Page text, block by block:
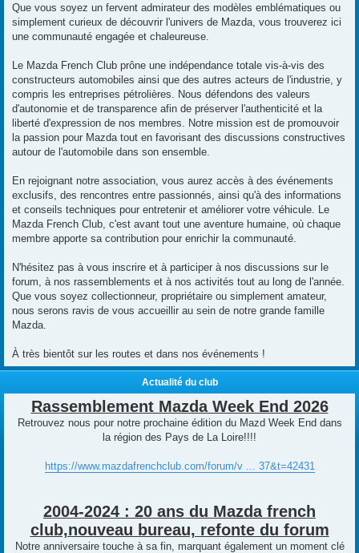
Que vous soyez un fervent admirateur des modèles emblématiques ou
simplement curieux de découvrir l'univers de Mazda, vous trouverez ici
une communauté engagée et chaleureuse.
Le Mazda French Club prône une indépendance totale vis-à-vis des
constructeurs automobiles ainsi que des autres acteurs de l'industrie, y
compris les entreprises pétrolières. Nous défendons des valeurs
d'autonomie et de transparence afin de préserver l'authenticité et la
liberté d'expression de nos membres. Notre mission est de promouvoir
la passion pour Mazda tout en favorisant des discussions constructives
autour de l'automobile dans son ensemble.
En rejoignant notre association, vous aurez accès à des événements
exclusifs, des rencontres entre passionnés, ainsi qu'à des informations
et conseils techniques pour entretenir et améliorer votre véhicule. Le
Mazda French Club, c'est avant tout une aventure humaine, où chaque
membre apporte sa contribution pour enrichir la communauté.
N'hésitez pas à vous inscrire et à participer à nos discussions sur le
forum, à nos rassemblements et à nos activités tout au long de l'année.
Que vous soyez collectionneur, propriétaire ou simplement amateur,
nous serons ravis de vous accueillir au sein de notre grande famille
Mazda.
À très bientôt sur les routes et dans nos événements !
Actualité du club
Rassemblement Mazda Week End 2026
Retrouvez nous pour notre prochaine édition du Mazd Week End dans
la région des Pays de La Loire!!!!
https://www.mazdafrenchclub.com/forum/v ... 37&t=42431
2004-2024 : 20 ans du Mazda french
club,nouveau bureau, refonte du forum
Notre anniversaire touche à sa fin, marquant également un moment clé